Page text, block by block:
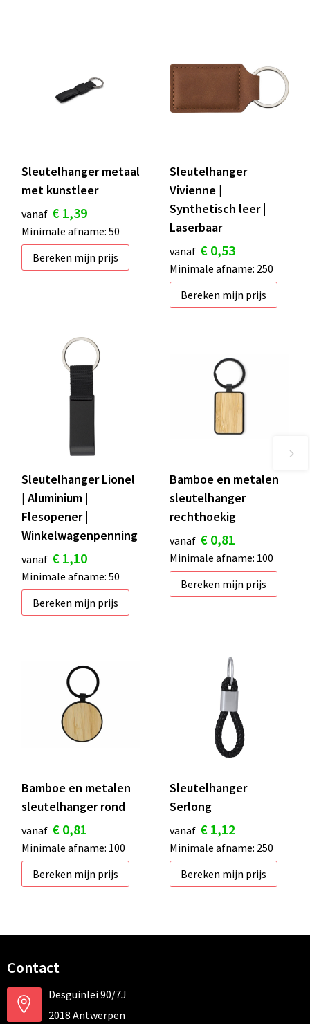
Sleutelhanger metaal
met kunstleer
vanaf € 1,39
Minimale afname: 50
Bereken mijn prijs
Sleutelhanger
Vivienne |
Synthetisch leer |
Laserbaar
vanaf € 0,53
Minimale afname: 250
Bereken mijn prijs
Sleutelhanger Lionel
| Aluminium |
Flesopener |
Winkelwagenpenning
vanaf € 1,10
Minimale afname: 50
Bereken mijn prijs
Bamboe en metalen
sleutelhanger
rechthoekig
vanaf € 0,81
Minimale afname: 100
Bereken mijn prijs
Bamboe en metalen
sleutelhanger rond
vanaf € 0,81
Minimale afname: 100
Bereken mijn prijs
Sleutelhanger
Serlong
vanaf € 1,12
Minimale afname: 250
Bereken mijn prijs
Contact
Desguinlei 90/7J
2018 Antwerpen